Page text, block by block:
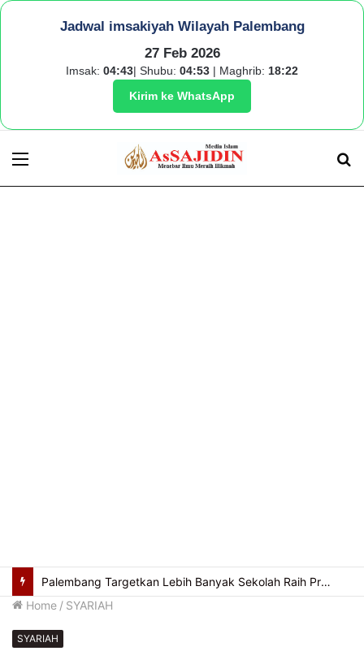
Jadwal imsakiyah Wilayah Palembang
27 Feb 2026
Imsak: 04:43| Shubu: 04:53 | Maghrib: 18:22
Kirim ke WhatsApp
Menu
Palembang Targetkan Lebih Banyak Sekolah Raih Predikat Adiwiyata
Home / SYARIAH
SYARIAH